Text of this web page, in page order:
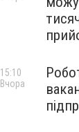
15:10
Вчора